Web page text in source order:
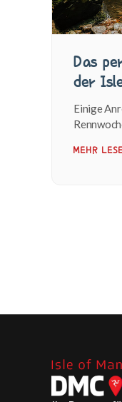
Das
der
Einige
MEHR